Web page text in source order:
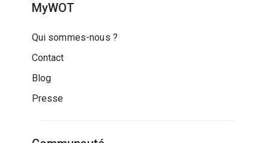
MyWOT
Qui sommes-nous ?
Contact
Blog
Presse